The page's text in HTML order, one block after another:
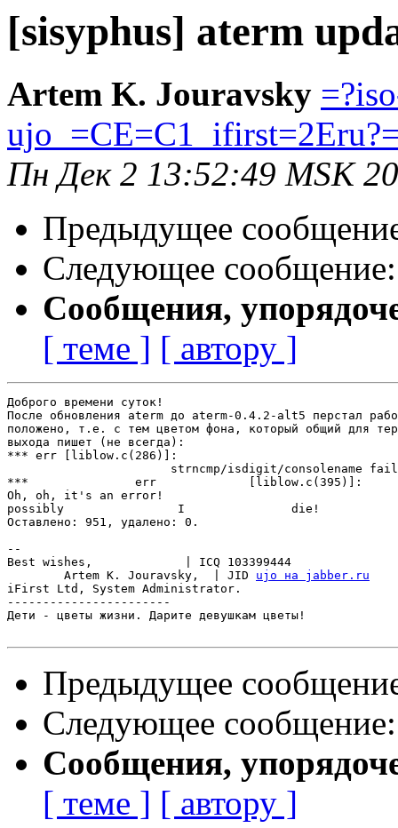
[sisyphus] aterm
Artem K. Jouravsky
Пн Дек 2 13:52:49 MSK
Предыдущее
Следующее
Сообщения,
[ теме ] [ автору ]
Доброго времени суток!
После обновления aterm до aterm-0.4.2-alt5 перстал
положено, т.е. с тем цветом фона, который общий для
выхода пишет (не всегда):
*** err [liblow.c(286)]:
strncmp/isdigit/consolename
***		  err		  [liblow.c(395)]:
Oh, oh,	it's an	error!
possibly		I		die!
Оставлено: 951,	удалено: 0.
--
Best wishes,             | ICQ 103399444
	Artem K. Jouravsky,  | JID
ujo на jabber.ru
iFirst Ltd, System Administrator.
-----------------------
Дети - цветы жизни. Дарите девушкам цветы!
Предыдущее
Следующее
Сообщения,
[ теме ] [ автору ]